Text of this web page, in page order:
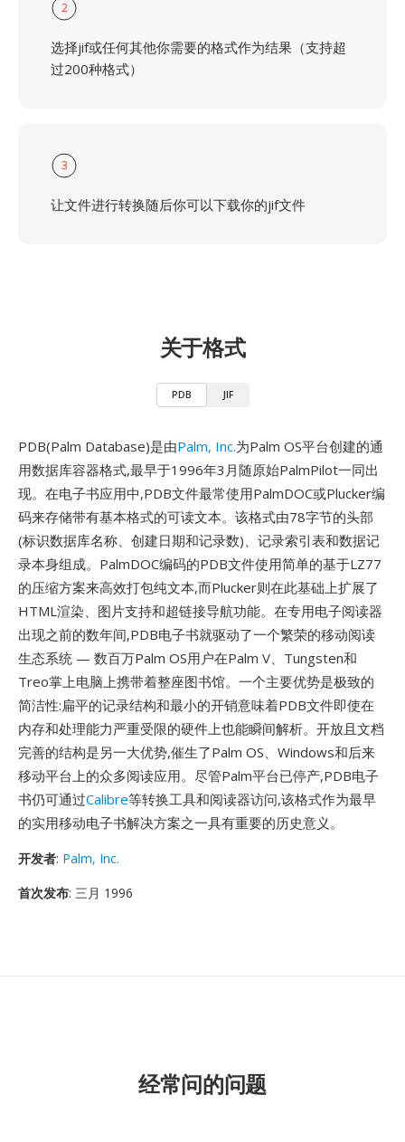
2
选择jif或任何其他你需要的格式作为结果（支持超
过200种格式）
3
让文件进行转换随后你可以下载你的jif文件
关于格式
PDB JIF
PDB(Palm Database)是由Palm, Inc.为Palm OS平台创建的通
用数据库容器格式,最早于1996年3月随原始PalmPilot一同出
现。在电子书应用中,PDB文件最常使用PalmDOC或Plucker编
码来存储带有基本格式的可读文本。该格式由78字节的头部
(标识数据库名称、创建日期和记录数)、记录索引表和数据记
录本身组成。PalmDOC编码的PDB文件使用简单的基于LZ77
的压缩方案来高效打包纯文本,而Plucker则在此基础上扩展了
HTML渲染、图片支持和超链接导航功能。在专用电子阅读器
出现之前的数年间,PDB电子书就驱动了一个繁荣的移动阅读
生态系统 — 数百万Palm OS用户在Palm V、Tungsten和
Treo掌上电脑上携带着整座图书馆。一个主要优势是极致的
简洁性:扁平的记录结构和最小的开销意味着PDB文件即使在
内存和处理能力严重受限的硬件上也能瞬间解析。开放且文档
完善的结构是另一大优势,催生了Palm OS、Windows和后来
移动平台上的众多阅读应用。尽管Palm平台已停产,PDB电子
书仍可通过Calibre等转换工具和阅读器访问,该格式作为最早
的实用移动电子书解决方案之一具有重要的历史意义。
开发者: Palm, Inc.
首次发布: 三月 1996
经常问的问题